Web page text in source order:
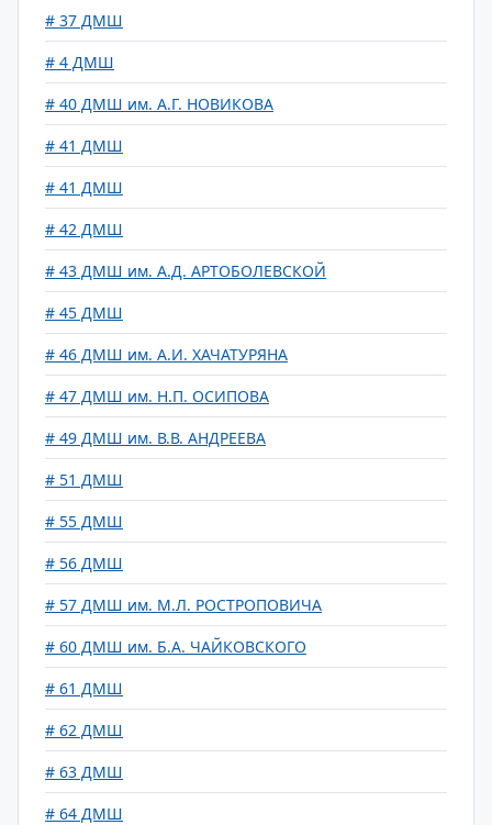
# 37 ДМШ
# 4 ДМШ
# 40 ДМШ им. А.Г. НОВИКОВА
# 41 ДМШ
# 41 ДМШ
# 42 ДМШ
# 43 ДМШ им. А.Д. АРТОБОЛЕВСКОЙ
# 45 ДМШ
# 46 ДМШ им. А.И. ХАЧАТУРЯНА
# 47 ДМШ им. Н.П. ОСИПОВА
# 49 ДМШ им. В.В. АНДРЕЕВА
# 51 ДМШ
# 55 ДМШ
# 56 ДМШ
# 57 ДМШ им. М.Л. РОСТРОПОВИЧА
# 60 ДМШ им. Б.А. ЧАЙКОВСКОГО
# 61 ДМШ
# 62 ДМШ
# 63 ДМШ
# 64 ДМШ